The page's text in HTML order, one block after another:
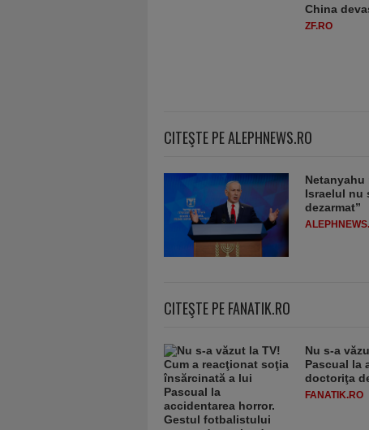
China
ZF.RO
CITEŞTE PE ALEPHNEWS.RO
Netanyahu
Israelul nu
dezarmat”
CITEŞTE PE FANATIK.RO
Nu s-a
Pascual la
doctoriţa
FANATIK.RO